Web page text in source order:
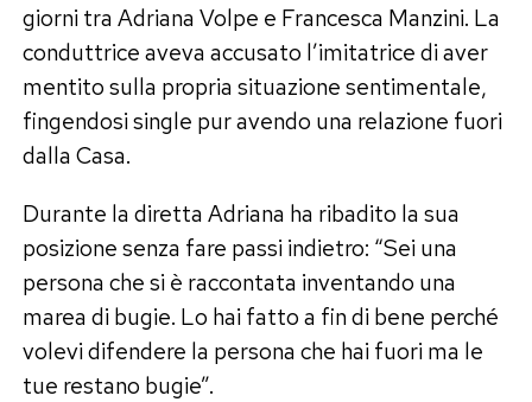
giorni tra Adriana Volpe e Francesca Manzini. La
conduttrice aveva accusato l’imitatrice di aver
mentito sulla propria situazione sentimentale,
fingendosi single pur avendo una relazione fuori
dalla Casa.
Durante la diretta Adriana ha ribadito la sua
posizione senza fare passi indietro: “Sei una
persona che si è raccontata inventando una
marea di bugie. Lo hai fatto a fin di bene perché
volevi difendere la persona che hai fuori ma le
tue restano bugie”.